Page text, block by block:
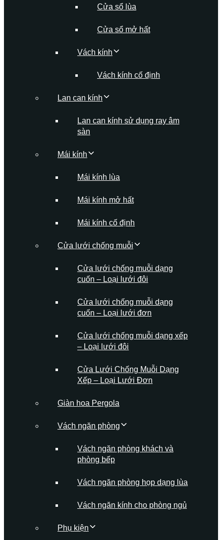
Cửa sổ lùa
Cửa sổ mở hất
Vách kính
Vách kính cố định
Lan can kính
Lan can kính sử dụng ray âm
sàn
Mái kính
Mái kính lùa
Mái kính mở hất
Mái kính cố định
Cửa lưới chống muỗi
Cửa lưới chống muỗi dạng
cuốn – Loại lưới đôi
Cửa lưới chống muỗi dạng
cuốn – Loại lưới đơn
Cửa lưới chống muỗi dạng xếp
– Loại lưới đôi
Cửa Lưới Chống Muỗi Dạng
Xếp – Loại Lưới Đơn
Giàn hoa Pergola
Vách ngăn phòng
Vách ngăn phòng khách và
phòng bếp
Vách ngăn phòng họp dạng lùa
Vách ngăn kính cho phòng ngủ
Phụ kiện